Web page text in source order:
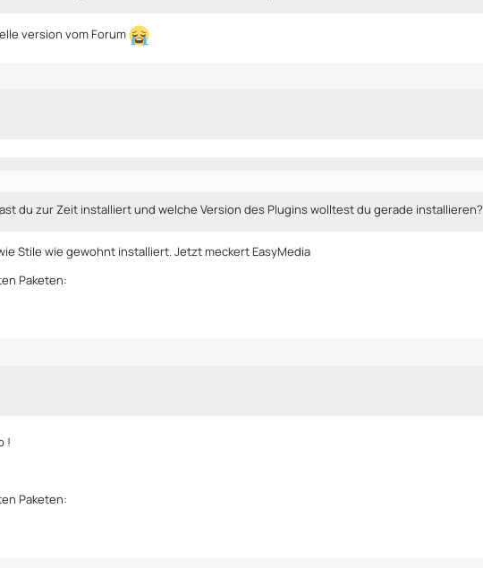
version vom Forum
du zur Zeit installiert und welche Version des Plugins wolltest du gerade installieren?
Stile wie gewohnt installiert. Jetzt meckert EasyMedia
Paketen:
!
Paketen: